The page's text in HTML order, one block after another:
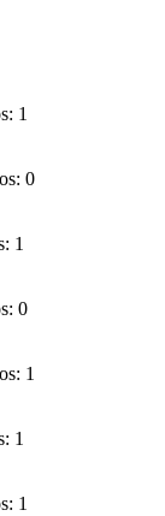
1
0
1
0
1
1
1